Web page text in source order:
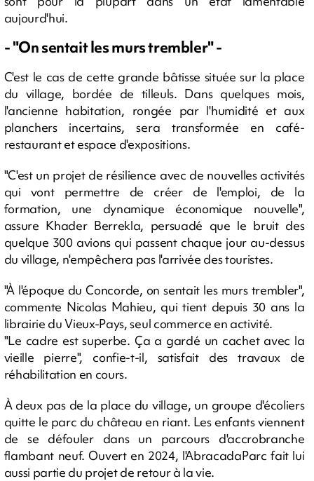
aujourd'hui.
- "On sentait les murs trembler" -
C'est le cas de cette grande bâtisse située sur la place
du village, bordée de tilleuls. Dans quelques mois,
l'ancienne habitation, rongée par l'humidité et aux
planchers incertains, sera transformée en café-
restaurant et espace d'expositions.
"C'est un projet de résilience avec de nouvelles activités
qui vont permettre de créer de l'emploi, de la
formation, une dynamique économique nouvelle",
assure Khader Berrekla, persuadé que le bruit des
quelque 300 avions qui passent chaque jour au-dessus
du village, n'empêchera pas l'arrivée des touristes.
"À l'époque du Concorde, on sentait les murs trembler",
commente Nicolas Mahieu, qui tient depuis 30 ans la
librairie du Vieux-Pays, seul commerce en activité.
"Le cadre est superbe. Ça a gardé un cachet avec la
vieille pierre", confie-t-il, satisfait des travaux de
réhabilitation en cours.
À deux pas de la place du village, un groupe d'écoliers
quitte le parc du château en riant. Les enfants viennent
de se défouler dans un parcours d'accrobranche
flambant neuf. Ouvert en 2024, l'AbracadaParc fait lui
aussi partie du projet de retour à la vie.